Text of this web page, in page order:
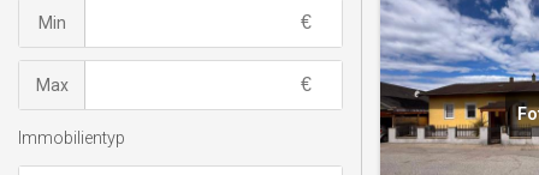
Min
Max
Immobilientyp